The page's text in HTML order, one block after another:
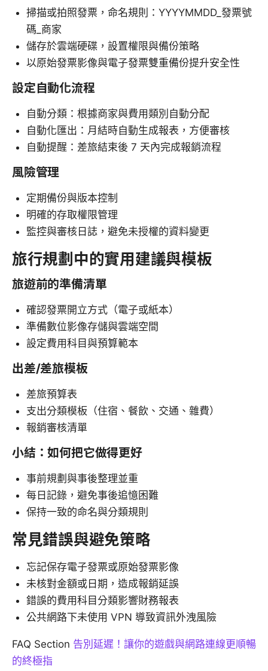
掃描或拍照發票，命名規則：YYYYMMDD_發票號
碼_商家
儲存於雲端硬碟，設置權限與備份策略
以原始發票影像與電子發票雙重備份提升安全性
設定自動化流程
自動分類：根據商家與費用類別自動分配
自動化匯出：月結時自動生成報表，方便審核
自動提醒：差旅結束後 7 天內完成報銷流程
風險管理
定期備份與版本控制
明確的存取權限管理
監控與審核日誌，避免未授權的資料變更
旅行規劃中的實用建議與模板
旅遊前的準備清單
確認發票開立方式（電子或紙本）
準備數位影像存儲與雲端空間
設定費用科目與預算範本
出差/差旅模板
差旅預算表
支出分類模板（住宿、餐飲、交通、雜費）
報銷審核清單
小結：如何把它做得更好
事前規劃與事後整理並重
每日記錄，避免事後追憶困難
保持一致的命名與分類規則
常見錯誤與避免策略
忘記保存電子發票或原始發票影像
未核對金額或日期，造成報銷延誤
錯誤的費用科目分類影響財務報表
公共網路下未使用 VPN 導致資訊外洩風險
FAQ Section 告別延遲！讓你的遊戲與網路連線更順暢
的終極指